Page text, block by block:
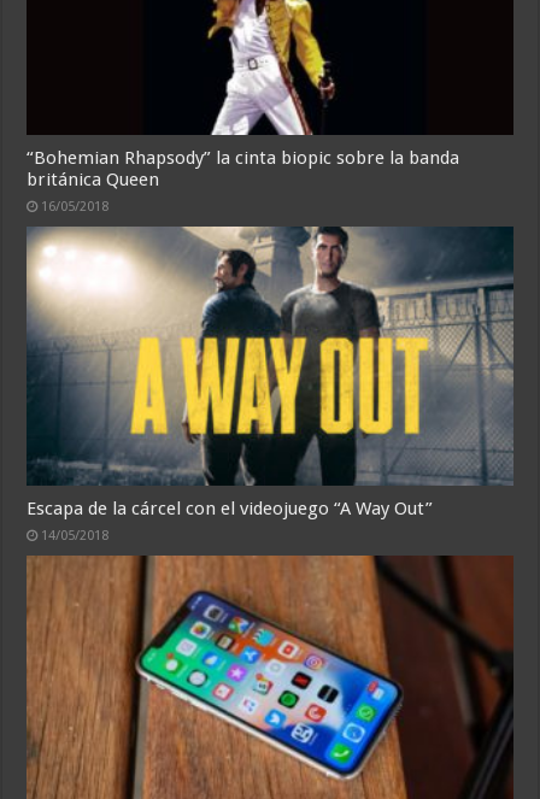
“Bohemian Rhapsody” la cinta biopic sobre la banda
británica Queen
16/05/2018
Escapa de la cárcel con el videojuego “A Way Out”
14/05/2018